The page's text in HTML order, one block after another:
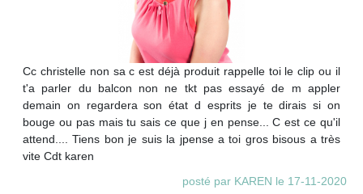
Cc christelle non sa c est déjà produit rappelle toi le clip ou il
t'a parler du balcon non ne tkt pas essayé de m appler
demain on regardera son état d esprits je te dirais si on
bouge ou pas mais tu sais ce que j en pense... C est ce qu'il
attend.... Tiens bon je suis la jpense a toi gros bisous a très
vite Cdt karen
posté par KAREN le 17-11-2020